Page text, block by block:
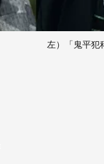
左）「鬼平犯